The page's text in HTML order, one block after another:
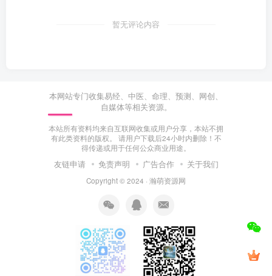
暂无评论内容
本网站专门收集易经、中医、命理、预测、网创、
自媒体等相关资源。
本站所有资料均来自互联网收集或用户分享，本站不拥
有此类资料的版权。 请用户下载后24小时内删除！不
得传递或用于任何公众商业用途。
友链申请 免责声明 广告合作 关于我们
Copyright © 2024 · 瀚萌资源网